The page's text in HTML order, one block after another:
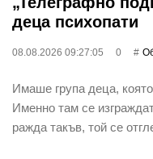
деца психопати
08.08.2026 09:27:05 0
Имаше група деца,
Именно там се
ражда такъв, той се